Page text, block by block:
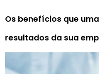
Os benefícios que
resultados da sua